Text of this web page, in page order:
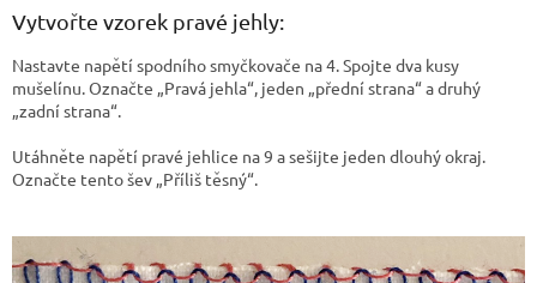
Vytvořte vzorek pravé jehly:
Nastavte napětí spodního smyčkovače na 4. Spojte dva kusy
mušelínu. Označte „Pravá jehla“, jeden „přední strana“ a druhý
„zadní strana“.
Utáhněte napětí pravé jehlice na 9 a sešijte jeden dlouhý okraj.
Označte tento šev „Příliš těsný“.